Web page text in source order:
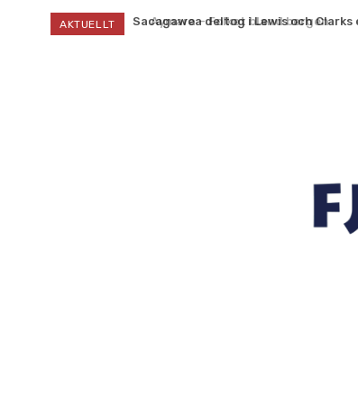
AKTUELLT Sacagawea deltog i Lewis och Clarks
Aymara – Folket bland bergen